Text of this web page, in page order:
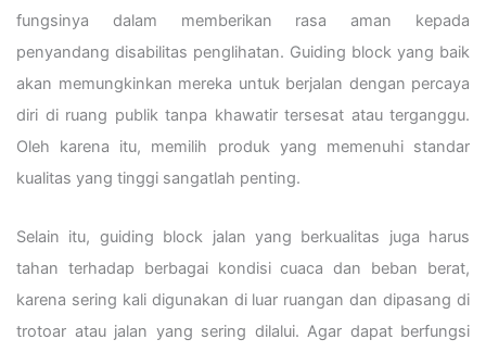
fungsinya dalam memberikan rasa aman kepada
penyandang disabilitas penglihatan. Guiding block yang baik
akan memungkinkan mereka untuk berjalan dengan percaya
diri di ruang publik tanpa khawatir tersesat atau terganggu.
Oleh karena itu, memilih produk yang memenuhi standar
kualitas yang tinggi sangatlah penting.
Selain itu, guiding block jalan yang berkualitas juga harus
tahan terhadap berbagai kondisi cuaca dan beban berat,
karena sering kali digunakan di luar ruangan dan dipasang di
trotoar atau jalan yang sering dilalui. Agar dapat berfungsi